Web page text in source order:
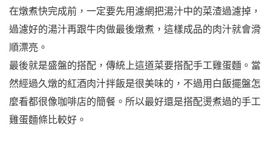
在燉煮快完成前，一定要先用濾網把湯汁中的菜渣過濾掉，
過濾好的湯汁再跟牛肉做最後燉煮，這樣成品的肉汁就會滑
順漂亮。
最後就是盛盤的搭配，傳統上這道菜要搭配手工雞蛋麵。當
然經過久燉的紅酒肉汁拌飯是很美味的，不過用白飯擺盤怎
麼看都很像咖啡店的簡餐。所以最好還是搭配燙煮過的手工
雞蛋麵條比較好。